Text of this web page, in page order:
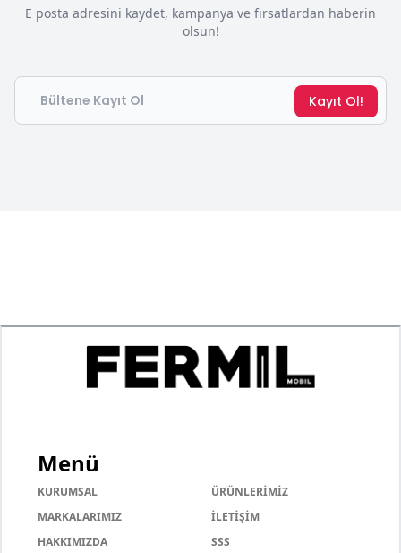
E posta adresini kaydet, kampanya ve fırsatlardan haberin
olsun!
Email
Kayıt Ol!
Menü
KURUMSAL
ÜRÜNLERİMİZ
MARKALARIMIZ
İLETİŞİM
HAKKIMIZDA
SSS